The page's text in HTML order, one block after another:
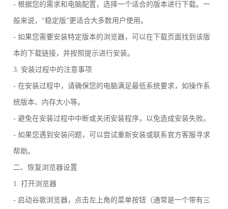
- 根据您的需求和电脑配置，选择一个适合的版本进行下载。一
般来说，“稳定版”更适合大多数用户使用。
- 如果您需要安装特定版本的浏览器，可以在下载页面找到该版
本的下载链接，并按照提示进行安装。
3. 安装过程中的注意事项
- 在安装过程中，请确保您的电脑满足最低系统要求，如操作系
统版本、内存大小等。
- 避免在安装过程中中断或关闭安装程序，以免造成安装失败。
- 如果您遇到安装问题，可以尝试重新安装或联系官方客服寻求
帮助。
二、恢复浏览器设置
1. 打开浏览器
- 启动谷歌浏览器，点击左上角的菜单按钮（通常是一个带有三